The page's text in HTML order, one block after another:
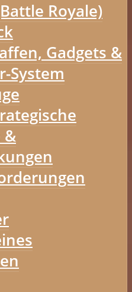
Royale)
Gadgets &
System
&